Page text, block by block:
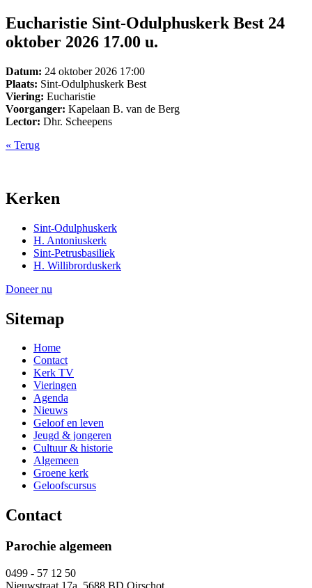
Eucharistie Sint-Odulphuskerk Best 24
oktober 2026 17.00 u.
Datum: 24 oktober 2026 17:00
Plaats: Sint-Odulphuskerk Best
Viering: Eucharistie
Voorganger: Kapelaan B. van de Berg
Lector: Dhr. Scheepens
« Terug
Kerken
Sint-Odulphuskerk
H. Antoniuskerk
Sint-Petrusbasiliek
H. Willibrorduskerk
Doneer nu
Sitemap
Home
Contact
Kerk TV
Vieringen
Agenda
Nieuws
Geloof en leven
Jeugd & jongeren
Cultuur & historie
Algemeen
Groene kerk
Geloofscursus
Contact
Parochie algemeen
0499 - 57 12 50
Nieuwstraat 17a, 5688 BD Oirschot